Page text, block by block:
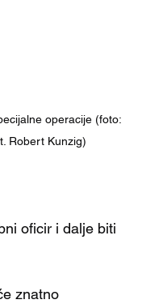
operacije (foto:
Robert Kunzig)
oficir i dalje biti
znatno